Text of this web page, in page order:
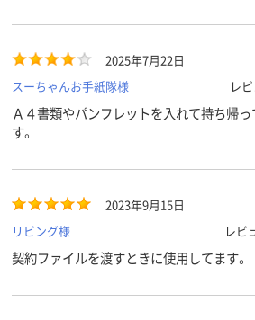
スコア
15
2025年7月22日
スーちゃんお手紙隊様
レ
Ａ４書類やパンフレットを入れて持ち帰
す。
2023年9月15日
リビング様
レビ
契約ファイルを渡すときに使用してます。